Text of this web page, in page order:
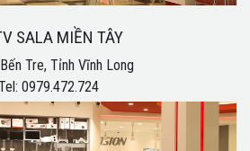
SALA MIỀN TÂY
Tre, Tỉnh Vĩnh Long
0979.472.724